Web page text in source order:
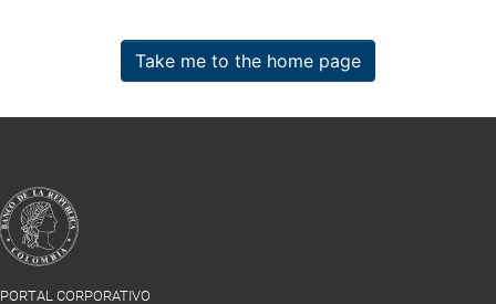
Take me to the home page
PORTAL CORPORATIVO